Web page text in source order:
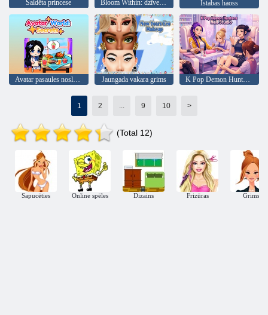
Saldēta princese Bloom Within: dzīves simulators Istabas haoss
Avatar pasaules noslēpumi Jaungada vakara grims K Pop Demon Hunters nagu studija
1 2 ... 9 10 >
(Total 12)
Sapucēties Online spēles Dizains Frizūras Grims